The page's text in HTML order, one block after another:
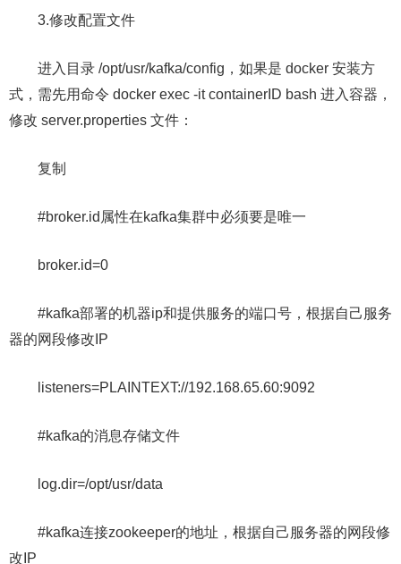
3.修改配置文件
进入目录 /opt/usr/kafka/config，如果是 docker 安装方
式，需先用命令 docker exec -it containerID bash 进入容器，
修改 server.properties 文件：
复制
#broker.id属性在kafka集群中必须要是唯⼀
broker.id=0
#kafka部署的机器ip和提供服务的端⼝号，根据自己服务
器的网段修改IP
listeners=PLAINTEXT://192.168.65.60:9092
#kafka的消息存储⽂件
log.dir=/opt/usr/data
#kafka连接zookeeper的地址，根据自己服务器的网段修
改IP